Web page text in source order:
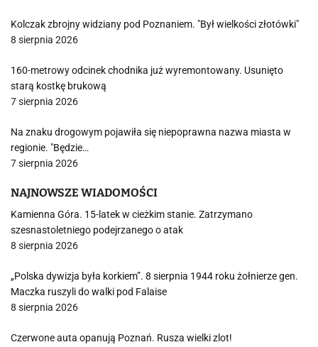
Kolczak zbrojny widziany pod Poznaniem. "Był wielkości złotówki"
8 sierpnia 2026
160-metrowy odcinek chodnika już wyremontowany. Usunięto
starą kostkę brukową
7 sierpnia 2026
Na znaku drogowym pojawiła się niepoprawna nazwa miasta w
regionie. "Będzie…
7 sierpnia 2026
NAJNOWSZE WIADOMOŚCI
Kamienna Góra. 15-latek w cieżkim stanie. Zatrzymano
szesnastoletniego podejrzanego o atak
8 sierpnia 2026
„Polska dywizja była korkiem”. 8 sierpnia 1944 roku żołnierze gen.
Maczka ruszyli do walki pod Falaise
8 sierpnia 2026
Czerwone auta opanują Poznań. Rusza wielki zlot!